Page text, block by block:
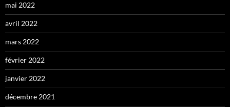
mai 2022
avril 2022
mars 2022
février 2022
janvier 2022
décembre 2021